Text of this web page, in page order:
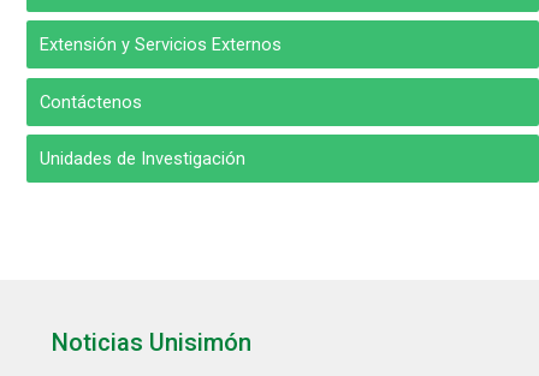
Extensión y Servicios Externos
Contáctenos
Unidades de Investigación
Noticias Unisimón